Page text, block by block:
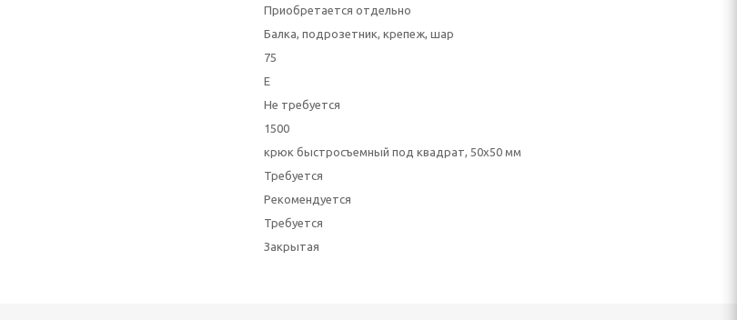
Приобретается отдельно
Балка, подрозетник, крепеж, шар
75
E
Не требуется
1500
крюк быстросъемный под квадрат, 50х50 мм
Требуется
Рекомендуется
Требуется
Закрытая